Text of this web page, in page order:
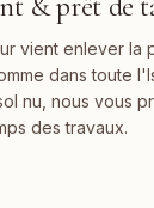
& prêt de
vient enlever la
dans toute
nu, nous vous
des travaux.